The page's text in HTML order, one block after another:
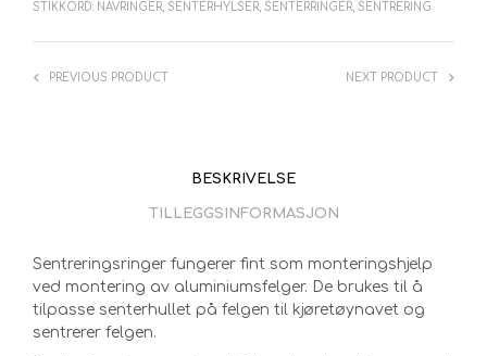
STIKKORD: NAVRINGER, SENTERHYLSER, SENTERRINGER, SENTRERING
PREVIOUS PRODUCT NEXT PRODUCT
BESKRIVELSE
TILLEGGSINFORMASJON
Sentreringsringer fungerer fint som monteringshjelp
ved montering av aluminiumsfelger. De brukes til å
tilpasse senterhullet på felgen til kjøretøynavet og
sentrerer felgen.